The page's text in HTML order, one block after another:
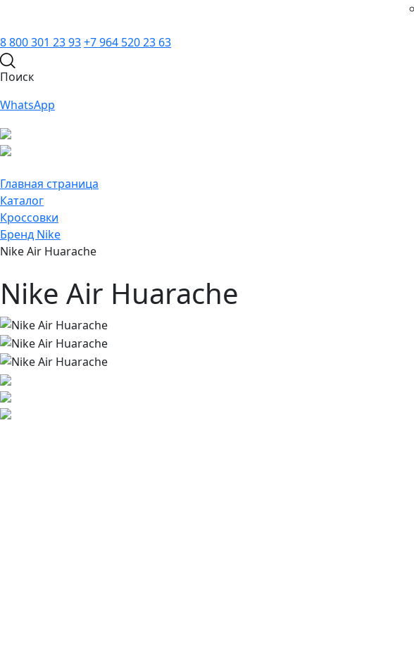
8 800 301 23 93+7 964 520 23 63
Поиск
WhatsApp
Главная страница
Каталог
Кроссовки
Бренд Nike
Nike Air Huarache
Nike Air Huarache